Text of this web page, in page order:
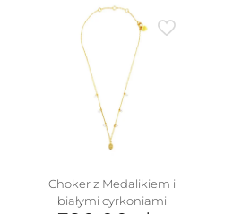
Choker z Medalikiem i
białymi cyrkoniami